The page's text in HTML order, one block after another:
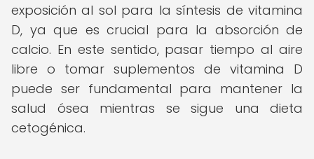
exposición al sol para la síntesis de vitamina
D, ya que es crucial para la absorción de
calcio. En este sentido, pasar tiempo al aire
libre o tomar suplementos de vitamina D
puede ser fundamental para mantener la
salud ósea mientras se sigue una dieta
cetogénica.